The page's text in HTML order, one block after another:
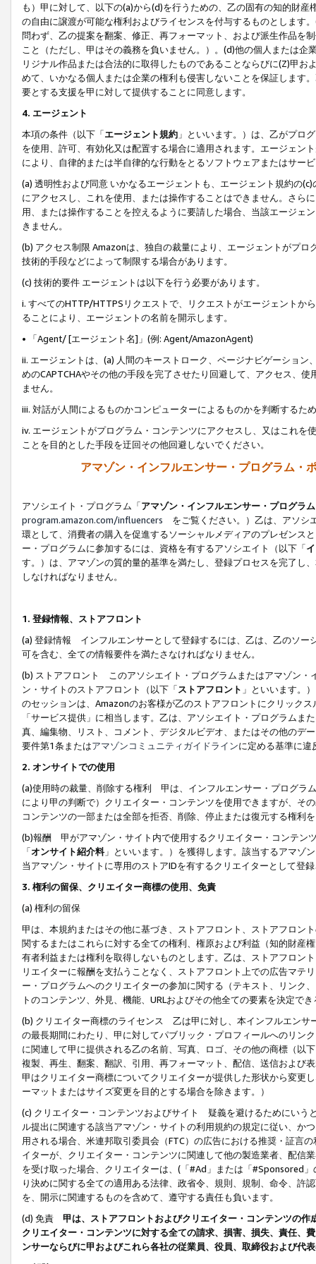
も）甲に対して、以下の(a)から(d)を行うための、乙の固有の知的財
の自由に譲渡が可能な権利およびライセンスを付与するものとします
問わず、乙の提案を翻案、修正、再フォーマット、および派生作品を
こと（ただし、甲はその義務を負いません。）。(d)他の個人または
リジナル作品または合法的に取得したものであることならびに(Z)甲
めて、いかなる個人または企業の権利も侵害しないことを保証します
要とする支援を甲に対して提供することに同意します。
4. エージェント
本項の条件（以下「エージェント規約 」といいます。）は、乙がプロ
を使用、許可、有効化又は配置する場合に適用されます。エージェン
により、自律的または半自律的な行動をとるソフトウェアまたはサー
(a) 透明性および同意 いかなるエージェントも、エージェント規約の
にアクセスし、これを使用、または操作することはできません。さら
用、または操作することを控えるように要請した場合、当該エージェ
きません。
(b) アクセス制限 Amazonは、独自の裁量により、エージェントがプ
技術的手段などによって制限する場合があります。
(c) 技術的要件 エージェントは以下を行う必要があります。
i. すべてのHTTP/HTTPSリクエストで、リクエストがエージェントか
ることにより、エージェントの名前を開示します。
• 「Agent/ [エージェント名]」(例: Agent/AmazonAgent)
ii. エージェントは、(a) 人間のキーストローク、ページナビゲーショ
めのCAPTCHAやその他の手段を完了させたり回避して、アクセス、
ません。
iii. 対話が人間によるものかコンピューターによるものかを判断するた
iv. エージェントがプログラム・コンテンツにアクセスし、又はこれ
ことを目的とした手段を迂回その他回避しないでください。
アマゾン・インフルエンサー・プログラム・
アソシエイト・プログラム「アマゾン・インフルエンサー・プログラム
program.amazon.com/influencers をご覧ください。）乙は、アソシ
環として、消費者の購入を促進するソーシャルメディアのプレゼンス
ー・プログラムに参加するには、資格を有するアソシエイト（以下「
す。）は、アマゾンの質的量的基準を満たし、登録プロセスを完了し、
しなければなりません。
1. 登録情報、ストアフロント
(a) 登録情報 インフルエンサーとして登録するには、乙は、乙のソー
可を含む、全ての情報要件を満たさなければなりません。
(b) ストアフロント このアソシエイト・プログラムまたはアマゾン・
ン・サイトのストアフロント（以下「ストアフロント 」といいます。
のセッションは、Amazonのお客様が乙のストアフロントにクリック
「サービス提供」に相当します。乙は、アソシエイト・プログラム
真、編集物、リスト、コメント、デジタルビデオ、またはその他のデ
要件第1条またはアマゾンコミュニティガイドラインに定める基準に違
2. オンサイトでの使用
(a)使用時の裁量、削除する権利 甲は、インフルエンサー・プログラ
により甲の判断で）クリエイター・コンテンツを使用できますが、そ
コンテンツの一部または全部を拒否、削除、停止または復元する権利
(b)報酬 甲がアマゾン・サイト内で使用するクリエイター・コンテン
「オンサイト紹介料」といいます。）を獲得します。該当するアマゾ
当アマゾン・サイトに専用のストアIDを有するクリエイターとして登
3. 権利の留保、クリエイター商標の使用、免責
(a) 権利の留保
甲は、本規約またはその他に基づき、ストアフロント、ストアフロン
関するまたはこれらに対する全ての権利、権原および利益（知的財産
有者利益または権利を取得しないものとします。乙は、ストアフロン
リエイターに報酬を支払うことなく、ストアフロント上での広告マテ
ー・プログラムへのクリエイターの参加に関する（テキスト、リンク
トのコンテンツ、外見、機能、URLおよびその他全ての要素を決定で
(b) クリエイター商標のライセンス 乙は甲に対し、本インフルエンサ
の最長期間にわたり、甲に対してパブリック・プロフィールへのリン
に関連して甲に提供される乙の名前、写真、ロゴ、その他の商標（以
複製、再生、翻案、翻訳、引用、再フォーマット、配信、送信および
甲はクリエイター商標についてクリエイターが提供した形状から変更
ーマットまたはサイズ変更を目的とする場合を除きます。）
(c) クリエイター・コンテンツおよびサイト 疑義を避けるためにいう
ル提出に関連する該当アマゾン・サイトの利用規約の規定に従い、か
用される場合、米連邦取引委員会（FTC）の広告における推奨・証言
イターが、クリエイター・コンテンツに関連して他の製造業者、配信
を受け取った場合、クリエイターは、(「#Ad」または「#Sponsored
り決めに関する全ての適用ある法律、政省令、規則、規制、命令、許
を、開示に関連するものを含めて、遵守する責任も負います。
(d) 免責 甲は、ストアフロントおよびクリエイター・コンテンツの
クリエイター・コンテンツに対する全ての請求、損害、損失、責任、
ンサーならびに甲およびこれら各社の従業員、役員、取締役および代